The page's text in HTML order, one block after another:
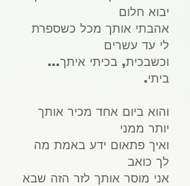
יבוא חלום
אהבתי אותך מכל כשספרת
לי עד עשרים
וכשבכית, בכיתי איתך...
ביתי.
והוא ביום אחד מכיר אותך
יותר ממני
ואיך פתאום ידע באמת מה
לך כואב
אני מוסר אותך לזר הזה שבא